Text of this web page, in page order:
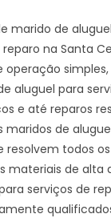
marido de
na Santa
operação
aluguel para
e até reparos
maridos de
resolvem todos
materiais de alta
serviços de